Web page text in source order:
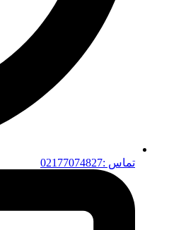
تماس :02177074827